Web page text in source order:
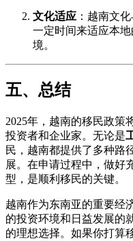
文化适应 ：越南文
一定时间来适应本
境。
五、总结
2025年，越南的移民政策
投资者和企业家。无论是
民，越南都提供了多种路
展。在申请过程中，做好
型，是顺利移民的关键。
越南作为东南亚的重要经
的投资环境和日益发展的
的理想选择。如果你打算